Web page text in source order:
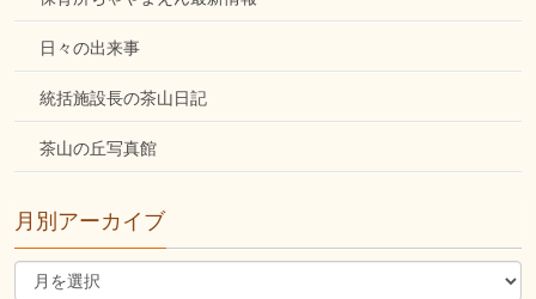
日々の出来事
統括施設長の茶山日記
茶山の丘写真館
月別アーカイブ